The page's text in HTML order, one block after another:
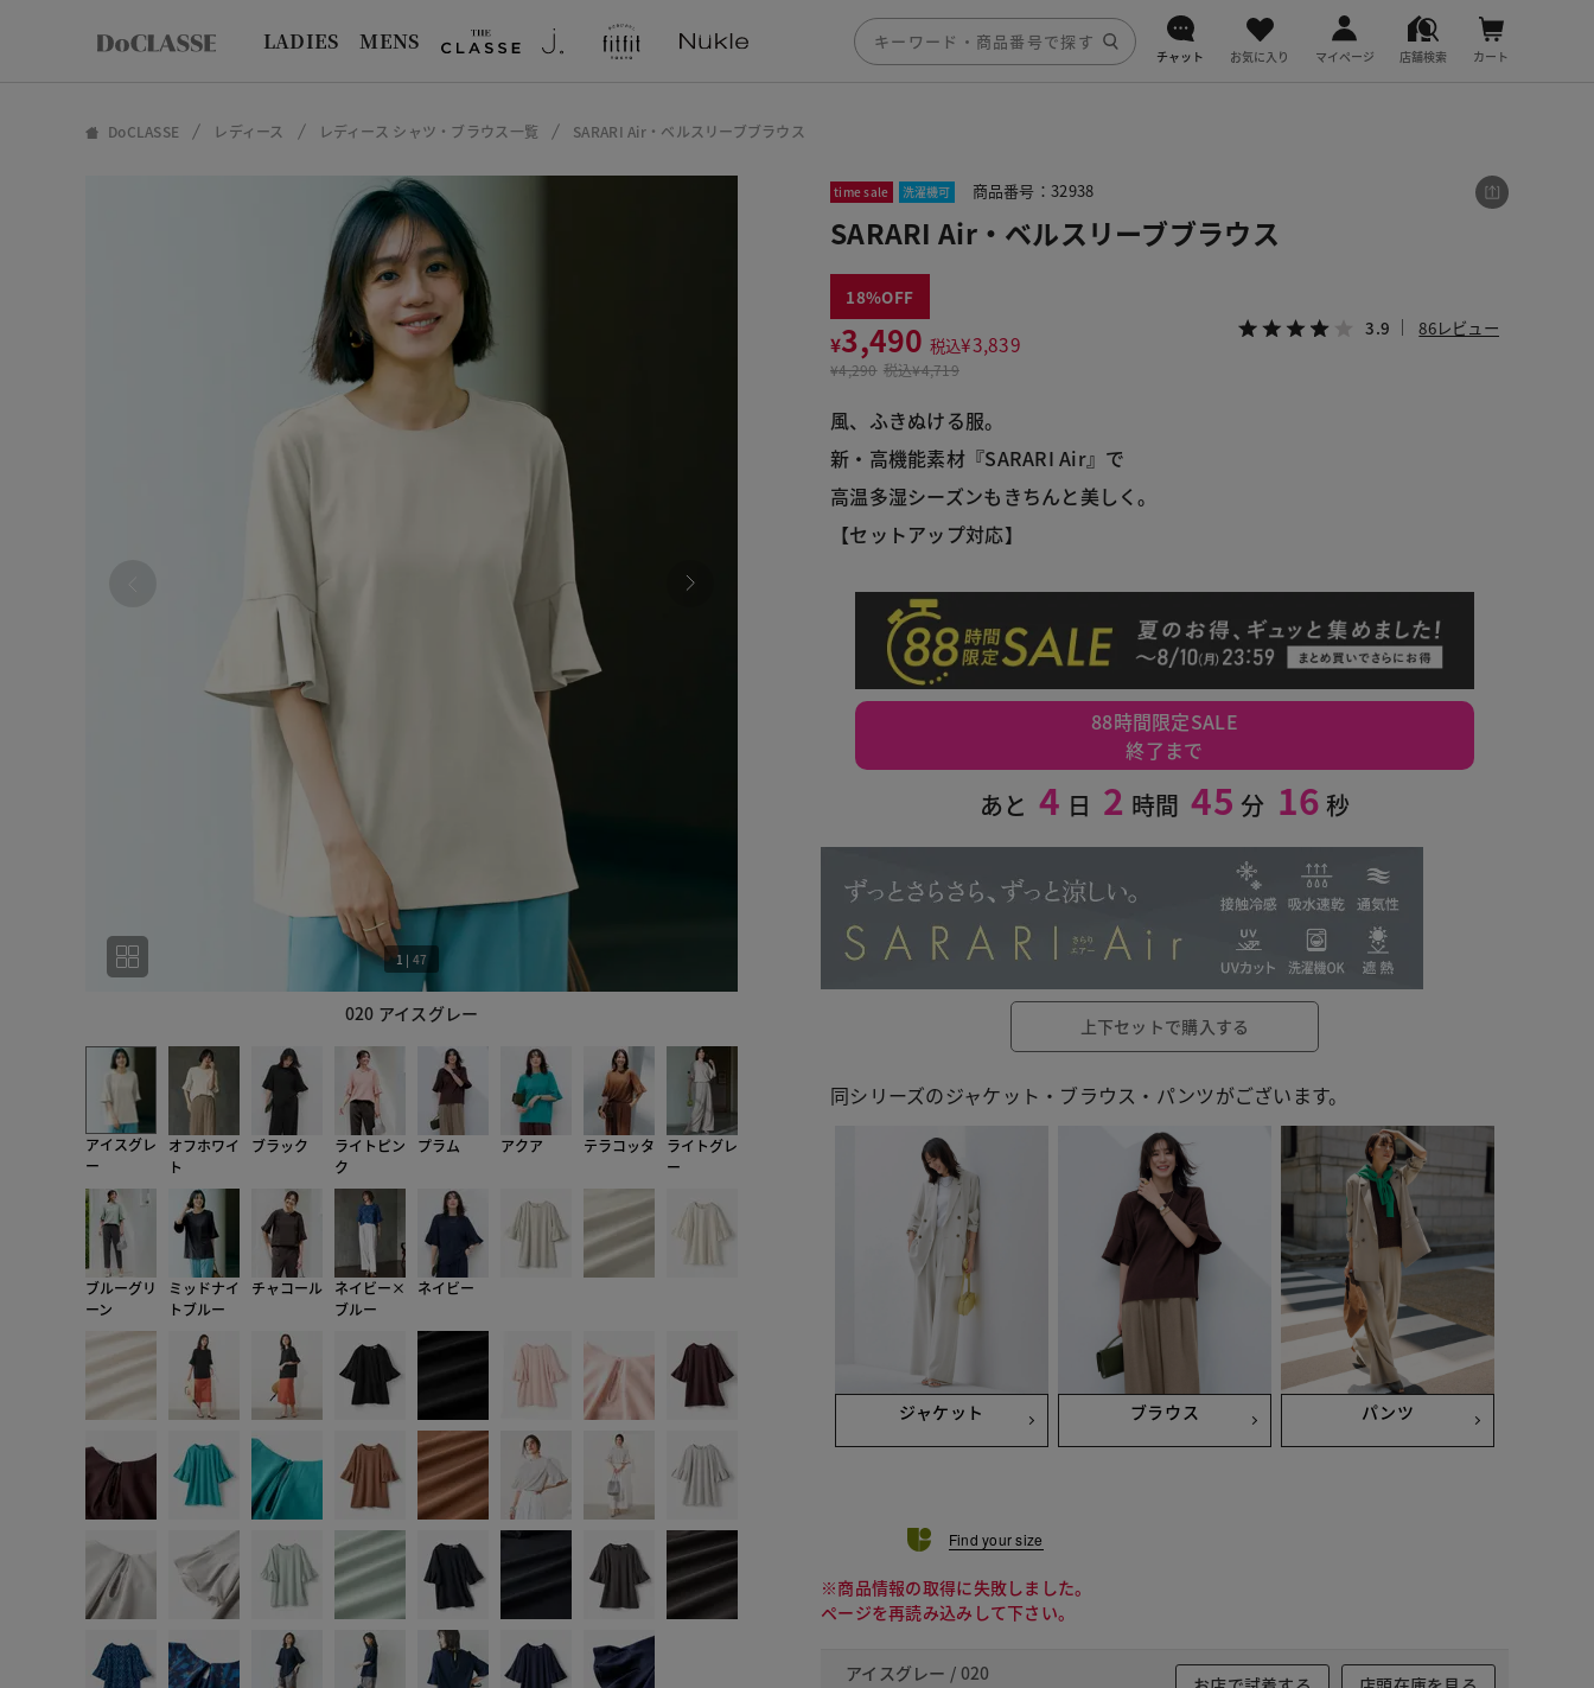
LADIES MENS
チャット お気に入り マイページ 店舗検索 カート
DoCLASSE レディース レディース シャツ・ブラウス一覧 SARARI Air・ベルスリーブブラウス
020 アイスグレー 011 オフホワイト
1 | 47
アイスグレ
ー
オフホワイ
ト
ブラック
ライトピン
ク
プラム アクア テラコッタ
ライトグレ
ー
ブルーグリ
ーン
ミッドナイ
トブルー
チャコール
ネイビー×
ブルー
ネイビー
time sale 洗濯機可 商品番号：32938
SARARI Air・ベルスリーブブラウス
18
¥3,490 税込¥3,839
¥4,290 税込¥4,719
3.9 86レビュー
風、ふきぬける服。
新・高機能素材『SARARI Air』で
高温多湿シーズンもきちんと美しく。
【セットアップ対応】
88時間限定SALE
終了まで
あと 4 日 2 時間 45 分 15 秒
上下セットで購入する
同シリーズのジャケット・ブラウス・パンツがございます。
ジャケット ブラウス パンツ
Find your size
※商品情報の取得に失敗しました。
ページを再読み込みして下さい。
アイスグレー / 020